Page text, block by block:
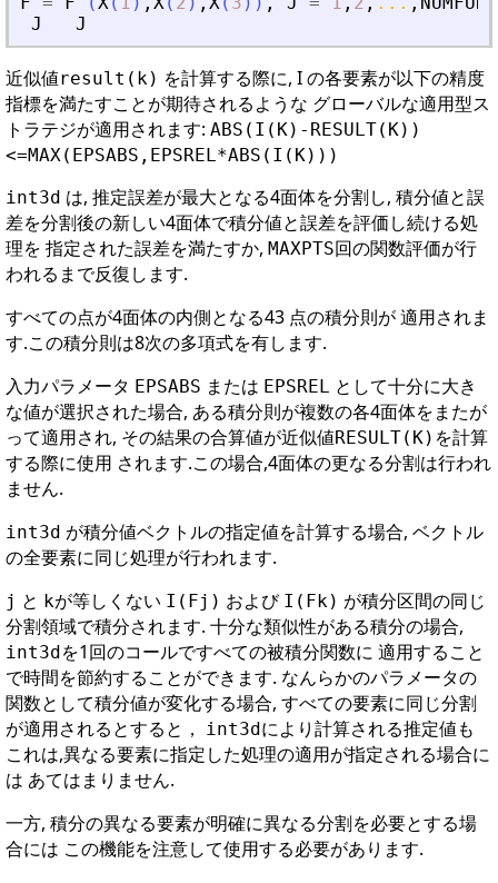
J
J
近似値result(k) を計算する際に, I の各要素が以下の精度
指標を満たすことが期待されるような グローバルな適用型ス
トラテジが適用されます: ABS(I(K)-RESULT(K))
<=MAX(EPSABS,EPSREL*ABS(I(K)))
int3d は, 推定誤差が最大となる4面体を分割し, 積分値と誤
差を分割後の新しい4面体で積分値と誤差を評価し続ける処
理を 指定された誤差を満たすか, MAXPTS回の関数評価が行
われるまで反復します.
すべての点が4面体の内側となる43 点の積分則が 適用されま
す.この積分則は8次の多項式を有します.
入力パラメータ EPSABS または EPSREL として十分に大き
な値が選択された場合, ある積分則が複数の各4面体をまたが
って適用され, その結果の合算値が近似値RESULT(K) を計算
する際に使用 されます.この場合,4面体の更なる分割は行われ
ません.
int3d が積分値ベクトルの指定値を計算する場合, ベクトル
の全要素に同じ処理が行われます.
j と kが等しくない I(Fj) および I(Fk) が積分区間の同じ
分割領域で積分されます. 十分な類似性がある積分の場合,
int3d を1回のコールですべての被積分関数に 適用すること
で時間を節約することができます. なんらかのパラメータの
関数として積分値が変化する場合, すべての要素に同じ分割
が適用されるとすると，
int3d により計算される推定値も
これは,異なる要素に指定した処理の適用が指定される場合に
は あてはまりません.
一方, 積分の異なる要素が明確に異なる分割を必要とする場
合には この機能を注意して使用する必要があります.